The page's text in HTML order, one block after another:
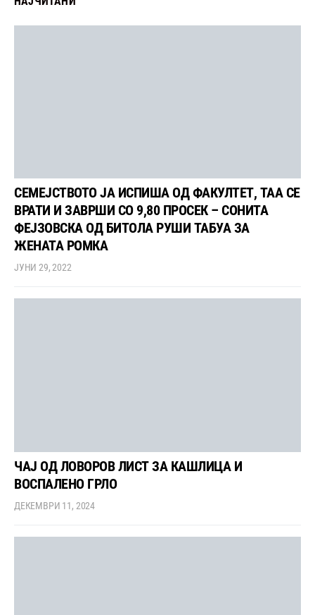
СЕМЕЈСТВОТО ЈА ИСПИША ОД ФАКУЛТЕТ, ТАА СЕ
ВРАТИ И ЗАВРШИ СО 9,80 ПРОСЕК – СОНИТА
ФЕЈЗОВСКА ОД БИТОЛА РУШИ ТАБУА ЗА
ЖЕНАТА РОМКА
ЈУНИ 29, 2022
ЧАЈ ОД ЛОВОРОВ ЛИСТ ЗА КАШЛИЦА И
ВОСПАЛЕНО ГРЛО
ДЕКЕМВРИ 11, 2024